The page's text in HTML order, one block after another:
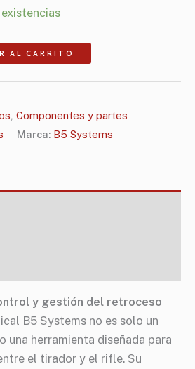
AL CARRITO
, Componentes y partes
Marca: B5 Systems
y gestión del retroceso
B5 Systems no es solo un
una herramienta diseñada para
el tirador y el rifle. Su